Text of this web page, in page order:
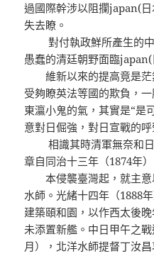
過國際幹涉以阻攔japan(
失去瞭。
對付執政鮮所產生的中
愚蠢的清廷朝野面臨
維新以來的提高竟是茫
受夠瞭英法等國的欺負，
東瀛小鬼的氣，其實是“是
意對日倔強，對日宣戰的呼
相識其時清軍無奈和日
章自同治十三年（1874年
本侵襲臺灣起，就主意
水師。光緒十四年（1888
建築頤和園，以作西太後
未添置新艦。中日甲午之
月），北洋水師提督丁汝